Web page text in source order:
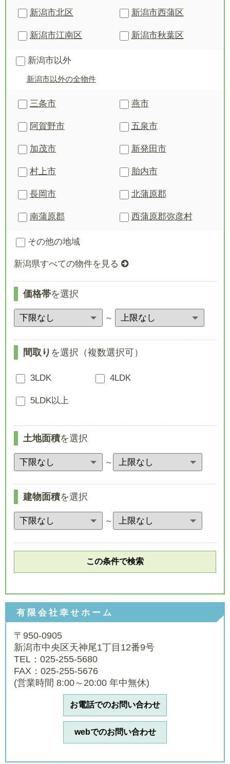
新潟市北区 新潟市西蒲区
新潟市江南区 新潟市秋葉区
新潟市以外
新潟市以外の全物件
三条市 燕市
阿賀野市 五泉市
加茂市 新発田市
村上市 胎内市
長岡市 北蒲原郡
南蒲原郡 西蒲原郡弥彦村
その他の地域
新潟県すべての物件を見る
価格帯を選択
～
間取り を選択（複数選択可）
3LDK 4LDK
5LDK以上
土地面積を選択
～
建物面積を選択
～
有限会社幸せホーム
〒950-0905
新潟市中央区天神尾1丁目12番9号
TEL：025-255-5680
FAX：025-255-5676
(営業時間 8:00～20:00 年中無休)
お電話でのお問い合わせ
webでのお問い合わせ